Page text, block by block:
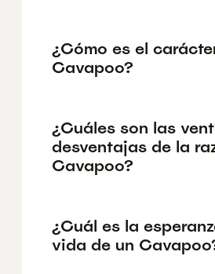
¿Cómo es el
Cavapoo?
¿Cuáles son las
desventajas de la
Cavapoo?
¿Cuál es la
vida de un